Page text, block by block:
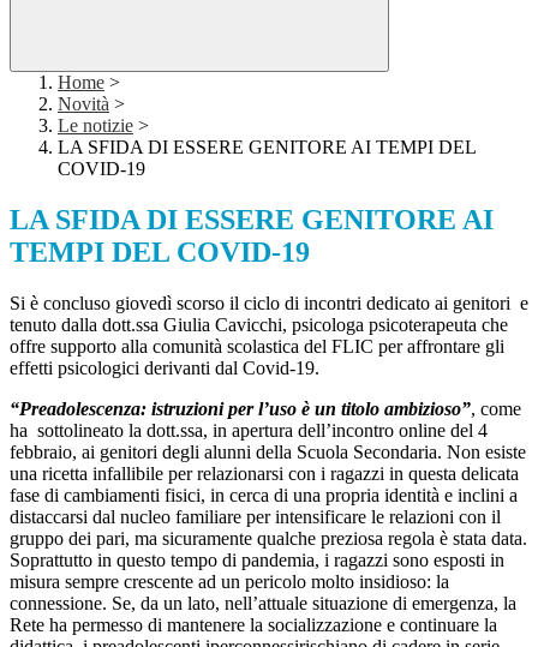
Home >
Novità >
Le notizie >
LA SFIDA DI ESSERE GENITORE AI TEMPI DEL
COVID-19
LA SFIDA DI ESSERE GENITORE AI
TEMPI DEL COVID-19
Si è concluso giovedì scorso il ciclo di incontri dedicato ai genitori e
tenuto dalla dott.ssa Giulia Cavicchi, psicologa psicoterapeuta che
offre supporto alla comunità scolastica del FLIC per affrontare gli
effetti psicologici derivanti dal Covid-19.
“Preadolescenza: istruzioni per l’uso è un titolo ambizioso”, come
ha sottolineato la dott.ssa, in apertura dell’incontro online del 4
febbraio, ai genitori degli alunni della Scuola Secondaria. Non esiste
una ricetta infallibile per relazionarsi con i ragazzi in questa delicata
fase di cambiamenti fisici, in cerca di una propria identità e inclini a
distaccarsi dal nucleo familiare per intensificare le relazioni con il
gruppo dei pari, ma sicuramente qualche preziosa regola è stata data.
Soprattutto in questo tempo di pandemia, i ragazzi sono esposti in
misura sempre crescente ad un pericolo molto insidioso: la
connessione. Se, da un lato, nell’attuale situazione di emergenza, la
Rete ha permesso di mantenere la socializzazione e continuare la